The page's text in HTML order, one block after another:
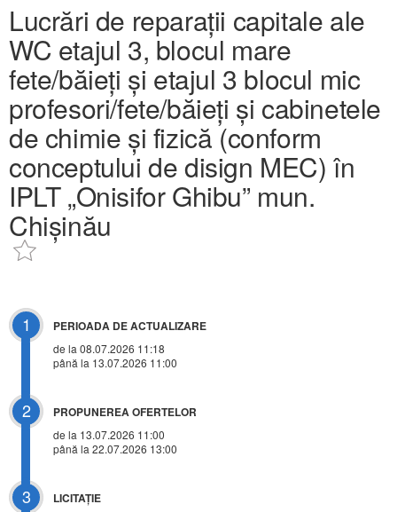
Lucrări de reparații capitale ale
WC etajul 3, blocul mare
fete/băieți și etajul 3 blocul mic
profesori/fete/băieți și cabinetele
de chimie și fizică (conform
conceptului de disign MEC) în
IPLT „Onisifor Ghibu” mun.
Chișinău
1 PERIOADA DE ACTUALIZARE
de la 08.07.2026 11:18
până la 13.07.2026 11:00
2 PROPUNEREA OFERTELOR
de la 13.07.2026 11:00
până la 22.07.2026 13:00
3 LICITAŢIE